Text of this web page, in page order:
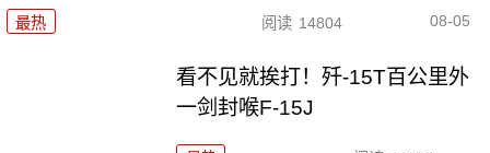
最热 阅读 14804 08-05
看不见就挨打！歼-15T百公里外
一剑封喉F-15J